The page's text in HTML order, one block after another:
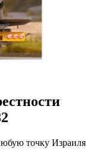
точку Израиля